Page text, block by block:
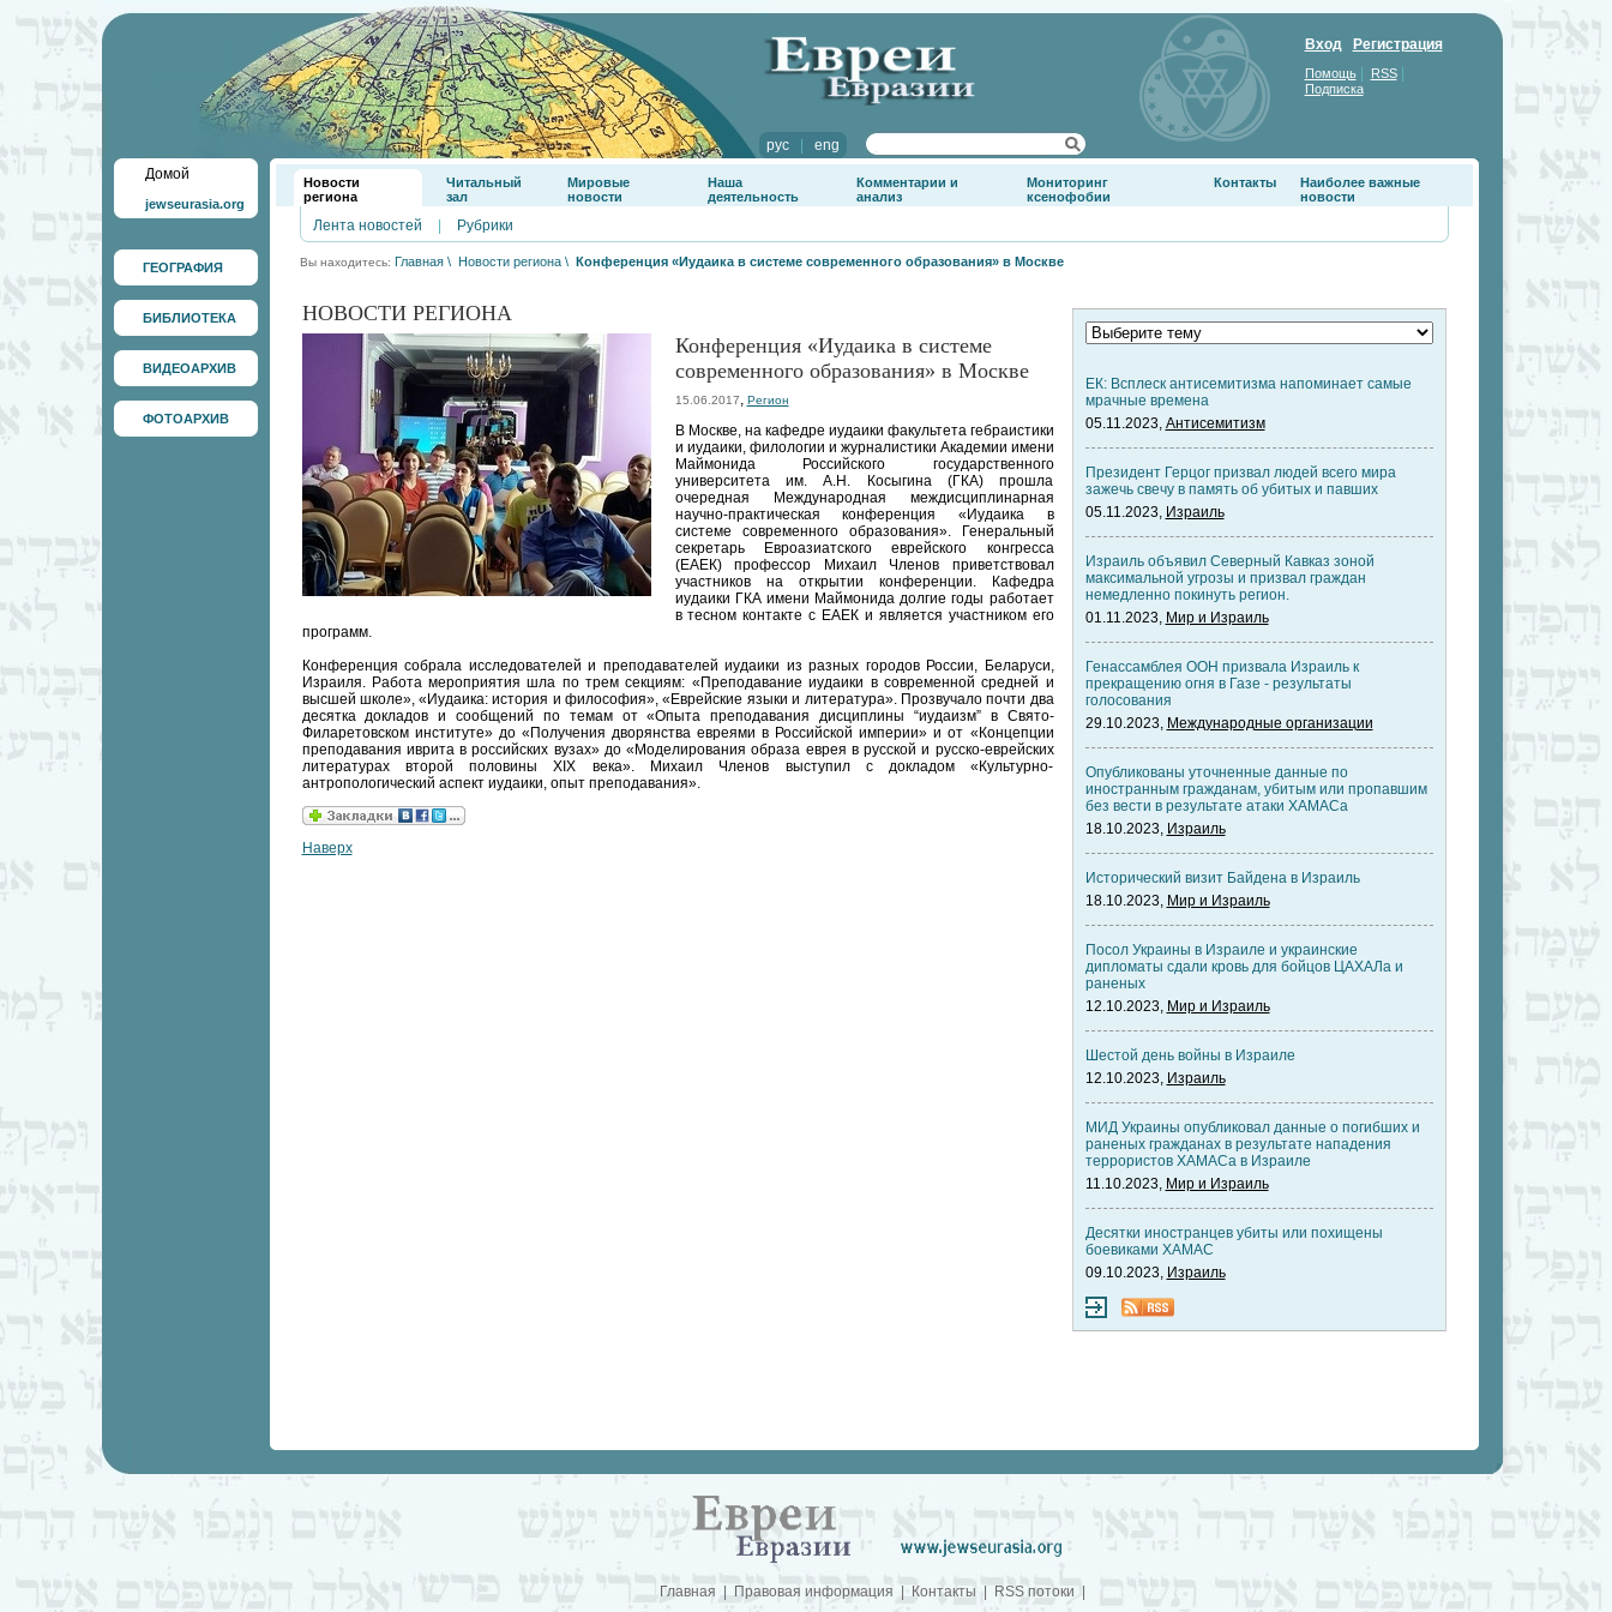
рус| eng
Вход Регистрация
Помощь| RSS|
Подписка
Домой
jewseurasia.org
ГЕОГРАФИЯ
БИБЛИОТЕКА
ВИДЕОАРХИВ
ФОТОАРХИВ
Новости
региона
Читальный
зал
Мировые
новости
Наша
деятельность
Комментарии и
анализ
Мониторинг
ксенофобии
Контакты
Наиболее важные
новости
Лента новостей Рубрики
Вы находитесь: Главная \ Новости региона \ Конференция «Иудаика в системе современного образования» в Москве
НОВОСТИ РЕГИОНА
Конференция «Иудаика в системе
современного образования» в Москве
15.06.2017, Регион
В Москве, на кафедре иудаики факультета гебраистики
и иудаики, филологии и журналистики Академии имени
Маймонида Российского государственного
университета им. А.Н. Косыгина (ГКА) прошла
очередная Международная междисциплинарная
научно-практическая конференция «Иудаика в
системе современного образования». Генеральный
секретарь Евроазиатского еврейского конгресса
(ЕАЕК) профессор Михаил Членов приветствовал
участников на открытии конференции. Кафедра
иудаики ГКА имени Маймонида долгие годы работает
в тесном контакте с ЕАЕК и является участником его
программ.
Конференция собрала исследователей и преподавателей иудаики из разных городов России, Беларуси,
Израиля. Работа мероприятия шла по трем секциям: «Преподавание иудаики в современной средней и
высшей школе», «Иудаика: история и философия», «Еврейские языки и литература». Прозвучало почти два
десятка докладов и сообщений по темам от «Опыта преподавания дисциплины “иудаизм” в Свято-
Филаретовском институте» до «Получения дворянства евреями в Российской империи» и от «Концепции
преподавания иврита в российских вузах» до «Моделирования образа еврея в русской и русско-еврейских
литературах второй половины XIX века». Михаил Членов выступил с докладом «Культурно-
антропологический аспект иудаики, опыт преподавания».
Наверх
ЕК: Всплеск антисемитизма напоминает самые
мрачные времена
05.11.2023, Антисемитизм
Президент Герцог призвал людей всего мира
зажечь свечу в память об убитых и павших
05.11.2023, Израиль
Израиль объявил Северный Кавказ зоной
максимальной угрозы и призвал граждан
немедленно покинуть регион.
01.11.2023, Мир и Израиль
Генассамблея ООН призвала Израиль к
прекращению огня в Газе - результаты
голосования
29.10.2023, Международные организации
Опубликованы уточненные данные по
иностранным гражданам, убитым или пропавшим
без вести в результате атаки ХАМАСа
18.10.2023, Израиль
Исторический визит Байдена в Израиль
18.10.2023, Мир и Израиль
Посол Украины в Израиле и украинские
дипломаты сдали кровь для бойцов ЦАХАЛа и
раненых
12.10.2023, Мир и Израиль
Шестой день войны в Израиле
12.10.2023, Израиль
МИД Украины опубликовал данные о погибших и
раненых гражданах в результате нападения
террористов ХАМАСа в Израиле
11.10.2023, Мир и Израиль
Десятки иностранцев убиты или похищены
боевиками ХАМАС
09.10.2023, Израиль
Главная Правовая информация Контакты RSS потоки